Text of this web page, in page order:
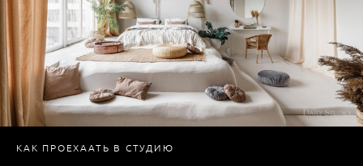
КАК ПРОЕХААТЬ В СТУДИЮ